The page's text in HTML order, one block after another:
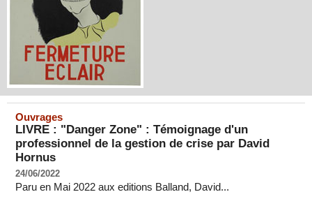
Ouvrages
LIVRE : "Danger Zone" : Témoignage d'un
professionnel de la gestion de crise par David
Hornus
24/06/2022
Paru en Mai 2022 aux editions Balland, David...